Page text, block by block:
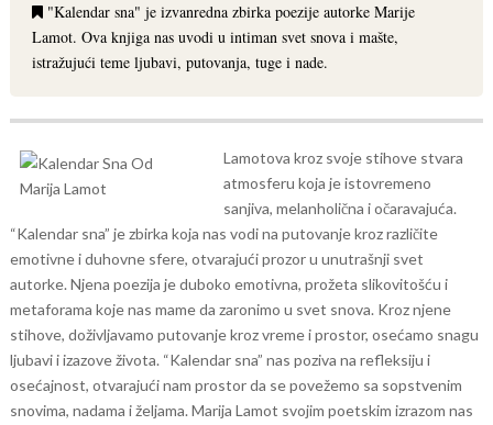
"Kalendar sna" je izvanredna zbirka poezije autorke Marije
Lamot. Ova knjiga nas uvodi u intiman svet snova i mašte,
istražujući teme ljubavi, putovanja, tuge i nade.
Lamotova kroz svoje stihove stvara
atmosferu koja je istovremeno
sanjiva, melanholična i očaravajuća.
“Kalendar sna” je zbirka koja nas vodi na putovanje kroz različite
emotivne i duhovne sfere, otvarajući prozor u unutrašnji svet
autorke. Njena poezija je duboko emotivna, prožeta slikovitošću i
metaforama koje nas mame da zaronimo u svet snova. Kroz njene
stihove, doživljavamo putovanje kroz vreme i prostor, osećamo snagu
ljubavi i izazove života. “Kalendar sna” nas poziva na refleksiju i
osećajnost, otvarajući nam prostor da se povežemo sa sopstvenim
snovima, nadama i željama. Marija Lamot svojim poetskim izrazom nas